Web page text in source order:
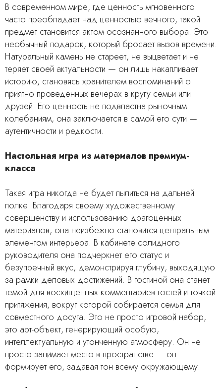
В современном мире, где ценность мгновенного
часто преобладает над ценностью вечного, такой
предмет становится актом осознанного выбора. Это
необычный подарок, который бросает вызов времени.
Натуральный камень не стареет, не выцветает и не
теряет своей актуальности — он лишь накапливает
историю, становясь хранителем воспоминаний о
приятно проведенных вечерах в кругу семьи или
друзей. Его ценность не подвластна рыночным
колебаниям, она заключается в самой его сути —
аутентичности и редкости.
Настольная игра из материалов премиум-
класса
Такая игра никогда не будет пылиться на дальней
полке. Благодаря своему художественному
совершенству и использованию драгоценных
материалов, она неизбежно становится центральным
элементом интерьера. В кабинете солидного
руководителя она подчеркнет его статус и
безупречный вкус, демонстрируя глубину, выходящую
за рамки деловых достижений. В гостиной она станет
темой для восхищенных комментариев гостей и точкой
притяжения, вокруг которой собирается семья для
совместного досуга. Это не просто игровой набор,
это арт-объект, генерирующий особую,
интеллектуальную и утонченную атмосферу. Он не
просто занимает место в пространстве — он
формирует его, задавая тон всему окружающему.